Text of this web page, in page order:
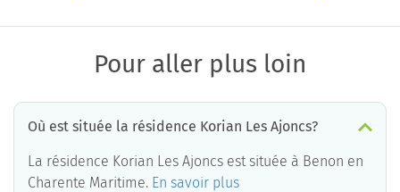
Pour aller plus loin
Où est située la résidence Korian Les Ajoncs?
La résidence Korian Les Ajoncs est située à Benon en
Charente Maritime. En savoir plus